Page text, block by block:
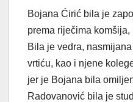
Bojana Ćirić bila je
prema riječima
Bila je vedra,
vrtiću, kao i njene
jer je Bojana bila
Radovanović bila je